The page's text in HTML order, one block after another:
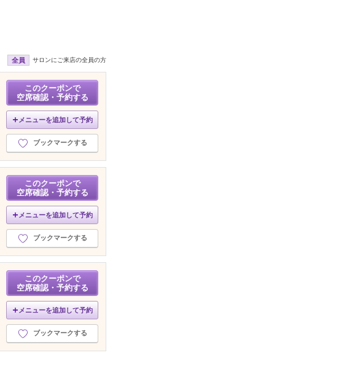
全員 サロンにご来店の全員の方
このクーポンで
空席確認・予約する
メニューを追加して予約
ブックマークする
このクーポンで
空席確認・予約する
メニューを追加して予約
ブックマークする
このクーポンで
空席確認・予約する
メニューを追加して予約
ブックマークする